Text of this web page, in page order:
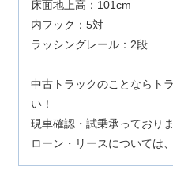
床面地上高：101cm
内フック：5対
ラッシングレール：2段
中古トラックのことならト
い！
現車確認・試乗承っておりま
ローン・リースについては